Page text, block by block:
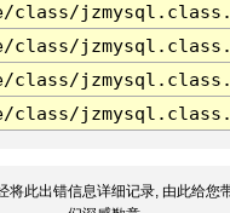
class/
class/
class/
class/
将此出错信息详细记录, 由此给您